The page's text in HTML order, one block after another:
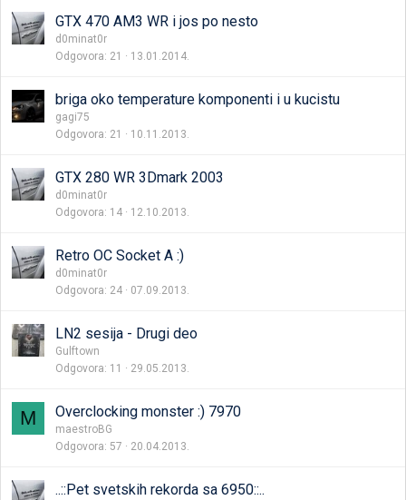
GTX 470 AM3 WR i jos po nesto
d0minat0r
Odgovora 21 13.01.2014.
briga oko temperature komponenti i u kucistu
gagi75
Odgovora 21 10.11.2013.
GTX 280 WR 3Dmark 2003
d0minat0r
Odgovora 14 12.10.2013.
Retro OC Socket A :)
d0minat0r
Odgovora 24 07.09.2013.
LN2 sesija - Drugi deo
Gulftown
Odgovora 11 29.05.2013.
M Overclocking monster :) 7970
maestroBG
Odgovora 57 20.04.2013.
..::Pet svetskih rekorda sa 6950::..